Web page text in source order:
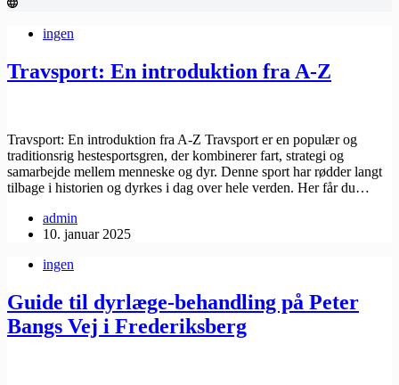
ingen
Travsport: En introduktion fra A-Z
Travsport: En introduktion fra A-Z Travsport er en populær og
traditionsrig hestesportsgren, der kombinerer fart, strategi og
samarbejde mellem menneske og dyr. Denne sport har rødder langt
tilbage i historien og dyrkes i dag over hele verden. Her får du…
admin
10. januar 2025
ingen
Guide til dyrlæge-behandling på Peter
Bangs Vej i Frederiksberg